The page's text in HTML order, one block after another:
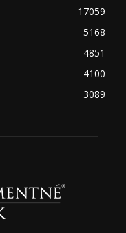
17059
5168
4851
4100
3089